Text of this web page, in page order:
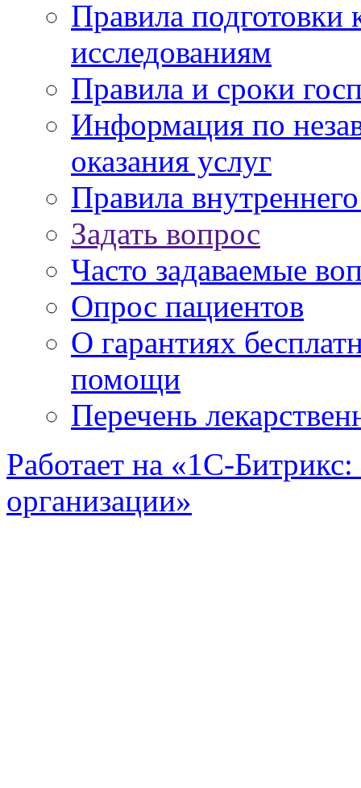
Правила подготовки
исследованиям
Правила и сроки
Информация по
оказания услуг
Правила
Задать вопрос
Часто задаваемые
Опрос пациентов
О гарантиях
помощи
Перечень
Работает на «1С-
организации»